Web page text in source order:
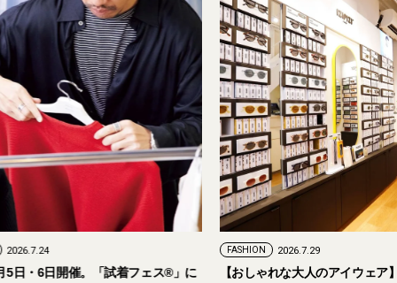
FASHION
2026年9月5日・6日開催。「試着フェス®︎」に
FASHION
【おしゃれな大人